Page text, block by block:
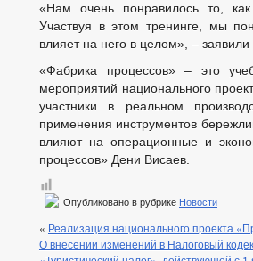
Закупка товаров, работ и услуг
Информация о результатах проверок
ГО и ЧС
_
Совет депутатов
Депутаты
Структура, полномочия, задачи и
Сведения о доходах
_
Противодействие коррупции
Иные акты в сфере противодействия
Антикорупционная экспертиза
Методические материалы
Формы документов, связанных с
Сведения о доходах, расходах, об
«Нам очень понравилось то, как
Участвуя в этом тренинге, мы
влияет на него в целом», – заявили
«Фабрика процессов» – это
мероприятий национального
участники в реальном
применения инструментов
влияют на операционные и
процессов» Дени Висаев.
Опубликовано в рубрике Новости
« Реализация национального проекта
О внесении изменений в Налоговый